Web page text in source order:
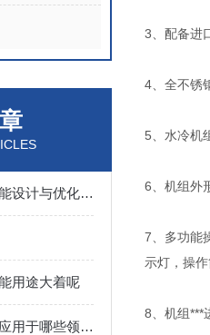
螺杆式制冷机组的节能设计与优化策略
用途大着呢
复叠式制冷机组主要应用于哪些领域？
3、配备进
4、全不锈
5、水冷机
6、机组外
7、多功能
示灯，操
8、机组***